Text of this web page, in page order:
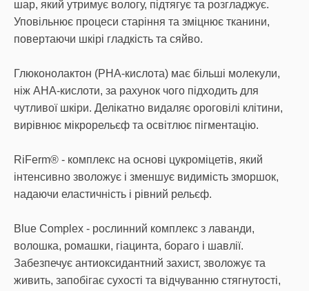
шар, який утримує вологу, підтягує та розгладжує.
Уповільнює процеси старіння та зміцнює тканини,
повертаючи шкірі гладкість та сяйво.
Глюконолактон (PHA-кислота) має більші молекули,
ніж AHA-кислоти, за рахунок чого підходить для
чутливої шкіри. Делікатно видаляє ороговілі клітини,
вирівнює мікрорельєф та освітлює пігментацію.
RiFerm® - комплекс на основі цукроміцетів, який
інтенсивно зволожує і зменшує видимість зморшок,
надаючи еластичність і рівний рельєф.
Blue Complex - рослинний комплекс з лаванди,
волошка, ромашки, гіацинта, бораго і шавлії.
Забезпечує антиоксидантний захист, зволожує та
живить, запобігає сухості та відчуванню стягнутості,